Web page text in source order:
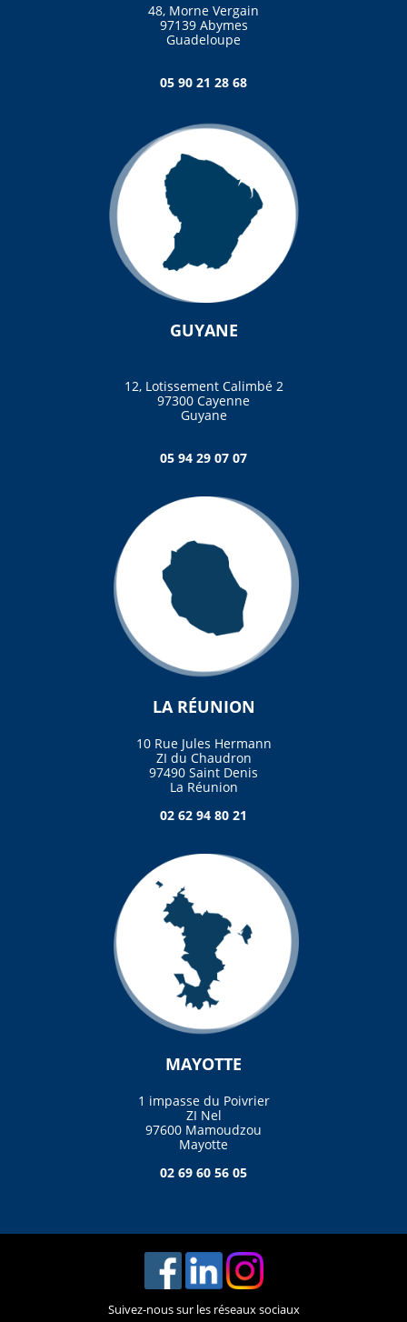
48, Morne Vergain
97139 Abymes
Guadeloupe
05 90 21 28 68
GUYANE
12, Lotissement Calimbé 2
97300 Cayenne
Guyane
05 94 29 07 07
LA RÉUNION
10 Rue Jules Hermann
ZI du Chaudron
97490 Saint Denis
La Réunion
02 62 94 80 21
MAYOTTE
1 impasse du Poivrier
ZI Nel
97600 Mamoudzou
Mayotte
02 69 60 56 05
Suivez-nous sur les réseaux sociaux